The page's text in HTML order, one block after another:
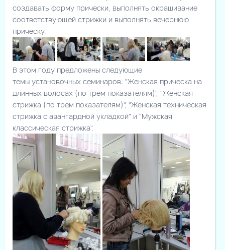
создавать форму прически, выполнять окрашивание
соответствующей стрижки и выполнять вечернюю
прическу.
В этом году предложены следующие
темы установочных семинаров: "Женская прическа на
длинных волосах (по трем показателям)", "Женская
стрижка (по трем показателям)", "Женская техническая
стрижка с авангардной укладкой" и "Мужская
классическая стрижка".